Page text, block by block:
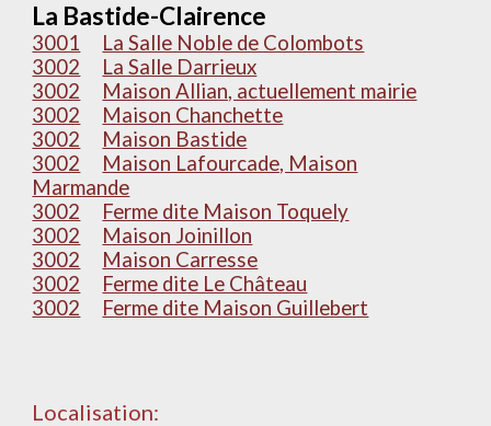
La Bastide-Clairence
3001
La Salle Noble de Colombots
3002
La Salle Darrieux
3002
Maison Allian, actuellement mairie
3002
Maison Chanchette
3002
Maison Bastide
3002
Maison Lafourcade, Maison
Marmande
3002
Ferme dite Maison Toquely
3002
Maison Joinillon
3002
Maison Carresse
3002
Ferme dite Le Château
3002
Ferme dite Maison Guillebert
Localisation: